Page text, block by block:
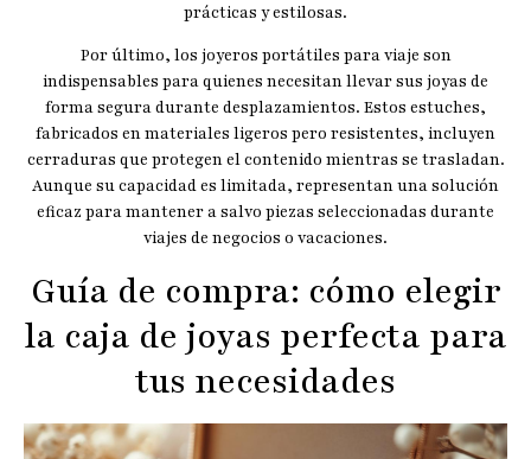
prácticas y estilosas.
Por último, los joyeros portátiles para viaje son
indispensables para quienes necesitan llevar sus joyas de
forma segura durante desplazamientos. Estos estuches,
fabricados en materiales ligeros pero resistentes, incluyen
cerraduras que protegen el contenido mientras se trasladan.
Aunque su capacidad es limitada, representan una solución
eficaz para mantener a salvo piezas seleccionadas durante
viajes de negocios o vacaciones.
Guía de compra: cómo elegir
la caja de joyas perfecta para
tus necesidades